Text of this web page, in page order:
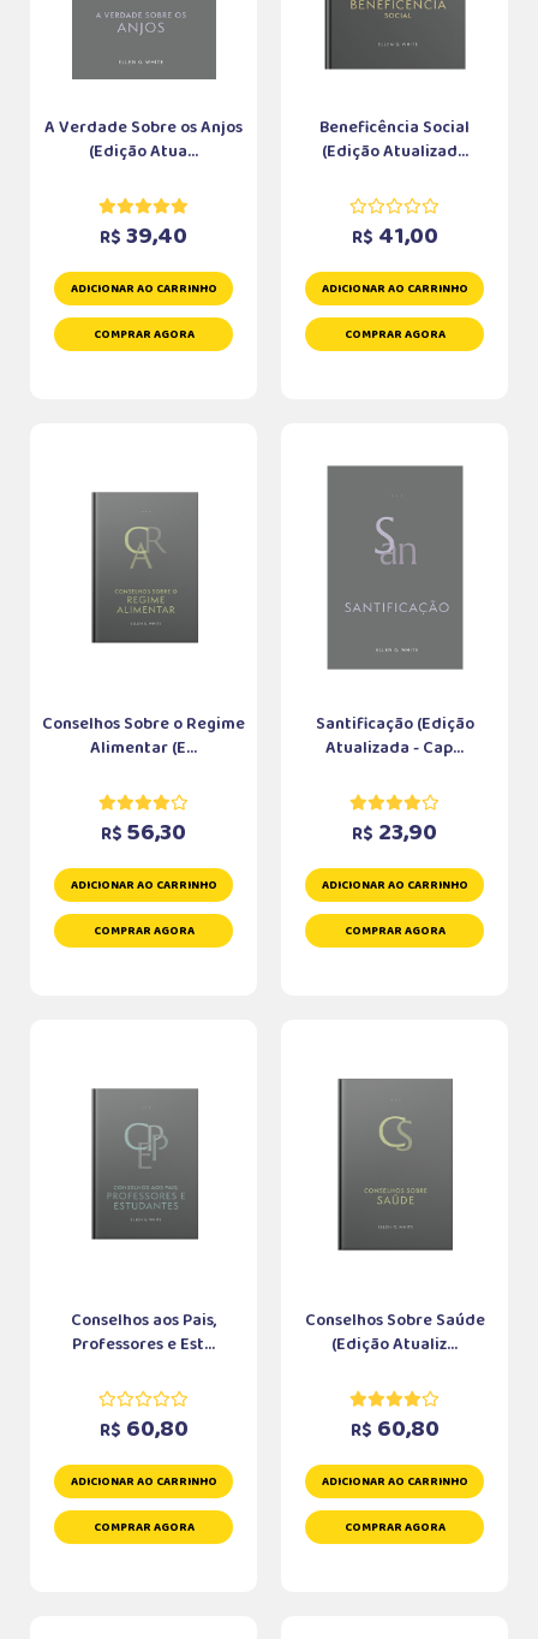
A Verdade Sobre os Anjos
(Edição Atua...
R$ 39,40
ADICIONAR AO CARRINHO
COMPRAR AGORA
Beneficência Social
(Edição Atualizad...
R$ 41,00
ADICIONAR AO CARRINHO
COMPRAR AGORA
Conselhos Sobre o Regime
Alimentar (E...
R$ 56,30
ADICIONAR AO CARRINHO
COMPRAR AGORA
Santificação (Edição
Atualizada - Cap...
R$ 23,90
ADICIONAR AO CARRINHO
COMPRAR AGORA
Conselhos aos Pais,
Professores e Est...
R$ 60,80
ADICIONAR AO CARRINHO
COMPRAR AGORA
Conselhos Sobre Saúde
(Edição Atualiz...
R$ 60,80
ADICIONAR AO CARRINHO
COMPRAR AGORA